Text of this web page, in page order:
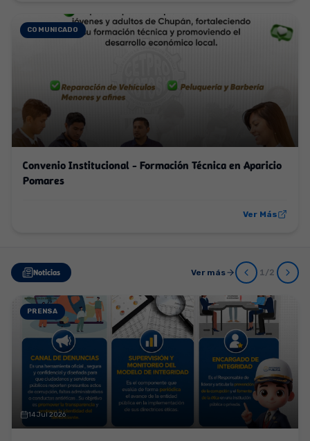
COMUNICADO
Convenio Institucional - Formación Técnica en Aparicio
Pomares
Ver Más
Noticias Ver más 1 /2
PRENSA
14 Jul 2026